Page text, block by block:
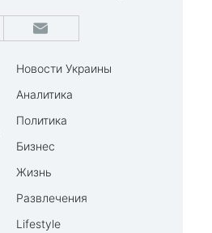
Новости Украины
Аналитика
Политика
Бизнес
Жизнь
Развлечения
Lifestyle